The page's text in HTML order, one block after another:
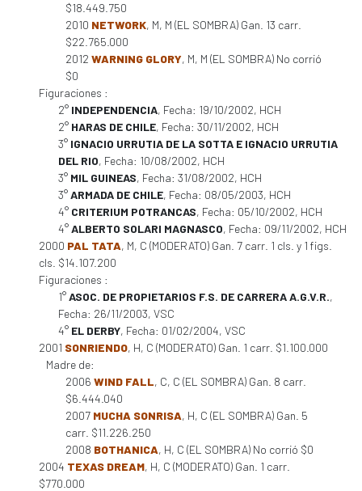
$18.449.750
2010 NETWORK, M, M (EL SOMBRA) Gan. 13 carr.
$22.765.000
2012 WARNING GLORY, M, M (EL SOMBRA) No corrió
$0
Figuraciones :
2° INDEPENDENCIA, Fecha: 19/10/2002, HCH
2° HARAS DE CHILE, Fecha: 30/11/2002, HCH
3° IGNACIO URRUTIA DE LA SOTTA E IGNACIO URRUTIA
DEL RIO, Fecha: 10/08/2002, HCH
3° MIL GUINEAS, Fecha: 31/08/2002, HCH
3°ARMADA DE CHILE, Fecha: 08/05/2003, HCH
4° CRITERIUM POTRANCAS, Fecha: 05/10/2002, HCH
4°ALBERTO SOLARI MAGNASCO, Fecha: 09/11/2002, HCH
2000 PAL TATA, M, C (MODERATO) Gan. 7 carr. 1 cls. y 1 figs.
cls. $14.107.200
Figuraciones :
1°ASOC. DE PROPIETARIOS F.S. DE CARRERA A.G.V.R.,
Fecha: 26/11/2003, VSC
4° EL DERBY, Fecha: 01/02/2004, VSC
2001 SONRIENDO, H, C (MODERATO) Gan. 1 carr. $1.100.000
Madre de:
2006 WIND FALL, C, C (EL SOMBRA) Gan. 8 carr.
$6.444.040
2007 MUCHA SONRISA, H, C (EL SOMBRA) Gan. 5
carr. $11.226.250
2008 BOTHANICA, H, C (EL SOMBRA) No corrió $0
2004 TEXAS DREAM, H, C (MODERATO) Gan. 1 carr.
$770.000